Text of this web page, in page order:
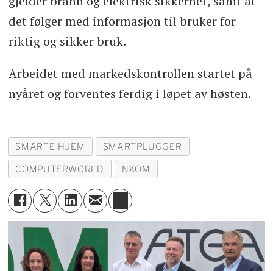
det følger med informasjon til bruker for
riktig og sikker bruk.
Arbeidet med markedskontrollen startet på
nyåret og forventes ferdig i løpet av høsten.
SMARTE HJEM SMARTPLUGGER
COMPUTERWORLD NKOM